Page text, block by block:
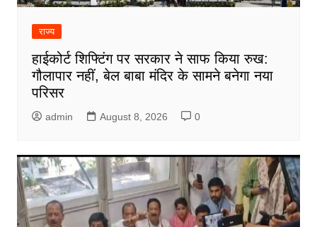
राज्य
हाईकोर्ट शिफ्टिंग पर सरकार ने साफ किया रुख:
गौलापार नहीं, बेल बाबा मंदिर के सामने बनेगा नया
परिसर
admin August 8, 2026 0